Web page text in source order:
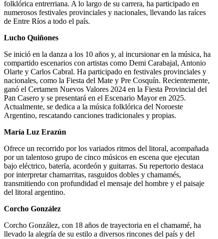
folklórica entrerriana. A lo largo de su carrera, ha participado en
numerosos festivales provinciales y nacionales, llevando las raíces
de Entre Ríos a todo el país.
Lucho Quiñones
Se inició en la danza a los 10 años y, al incursionar en la música, ha
compartido escenarios con artistas como Demi Carabajal, Antonio
Olarte y Carlos Cabral. Ha participado en festivales provinciales y
nacionales, como la Fiesta del Mate y Pre Cosquín. Recientemente,
ganó el Certamen Nuevos Valores 2024 en la Fiesta Provincial del
Pan Casero y se presentará en el Escenario Mayor en 2025.
Actualmente, se dedica a la música folklórica del Noroeste
Argentino, rescatando canciones tradicionales y propias.
María Luz Erazún
Ofrece un recorrido por los variados ritmos del litoral, acompañada
por un talentoso grupo de cinco músicos en escena que ejecutan
bajo eléctrico, batería, acordeón y guitarras. Su repertorio destaca
por interpretar chamarritas, rasguidos dobles y chamamés,
transmitiendo con profundidad el mensaje del hombre y el paisaje
del litoral argentino.
Corcho González
Corcho González, con 18 años de trayectoria en el chamamé, ha
llevado la alegría de su estilo a diversos rincones del país y del